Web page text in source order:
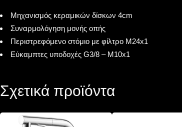
Μηχανισμός κεραμικών δίσκων 4cm
Συναρμολόγηση μονής οπής
Περιστρεφόμενο στόμιο με φίλτρο M24x1
Εύκαμπτες υποδοχές G3/8 – M10x1
Σχετικά προϊόντα